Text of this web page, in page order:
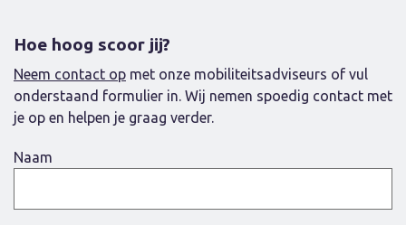
Hoe hoog scoor jij?
Neem contact op met onze mobiliteitsadviseurs of vul
onderstaand formulier in. Wij nemen spoedig contact met
je op en helpen je graag verder.
Naam